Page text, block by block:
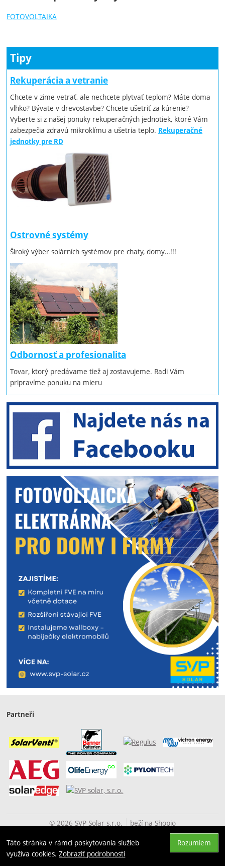
Táto stránka v rámci poskytovania služieb
využíva cookies.Zobraziť podrobnosti
Rozumiem
FOTOVOLTAIKA
Tipy
Rekuperácia a vetranie
Chcete v zime vetrať, ale nechcete plytvať teplom? Máte doma
vlhko? Bývate v drevostavbe? Chcete ušetriť za kúrenie?
Vyberte si z našej ponuky rekuperačných jednotiek, ktoré Vám
zabezpečia zdravú mikroklímu a ušetria teplo. Rekuperačné
jednotky pre RD
Ostrovné systémy
Široký výber solárních systémov pre chaty, domy…!!!
Odbornosť a profesionalita
Tovar, ktorý predávame tiež aj zostavujeme. Radi Vám
pripravíme ponuku na mieru
Partneři
© 2026 SVP Solar s.r.o. beží na Shopio
Hore